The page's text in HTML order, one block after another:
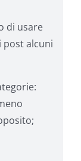
di usare
post alcuni